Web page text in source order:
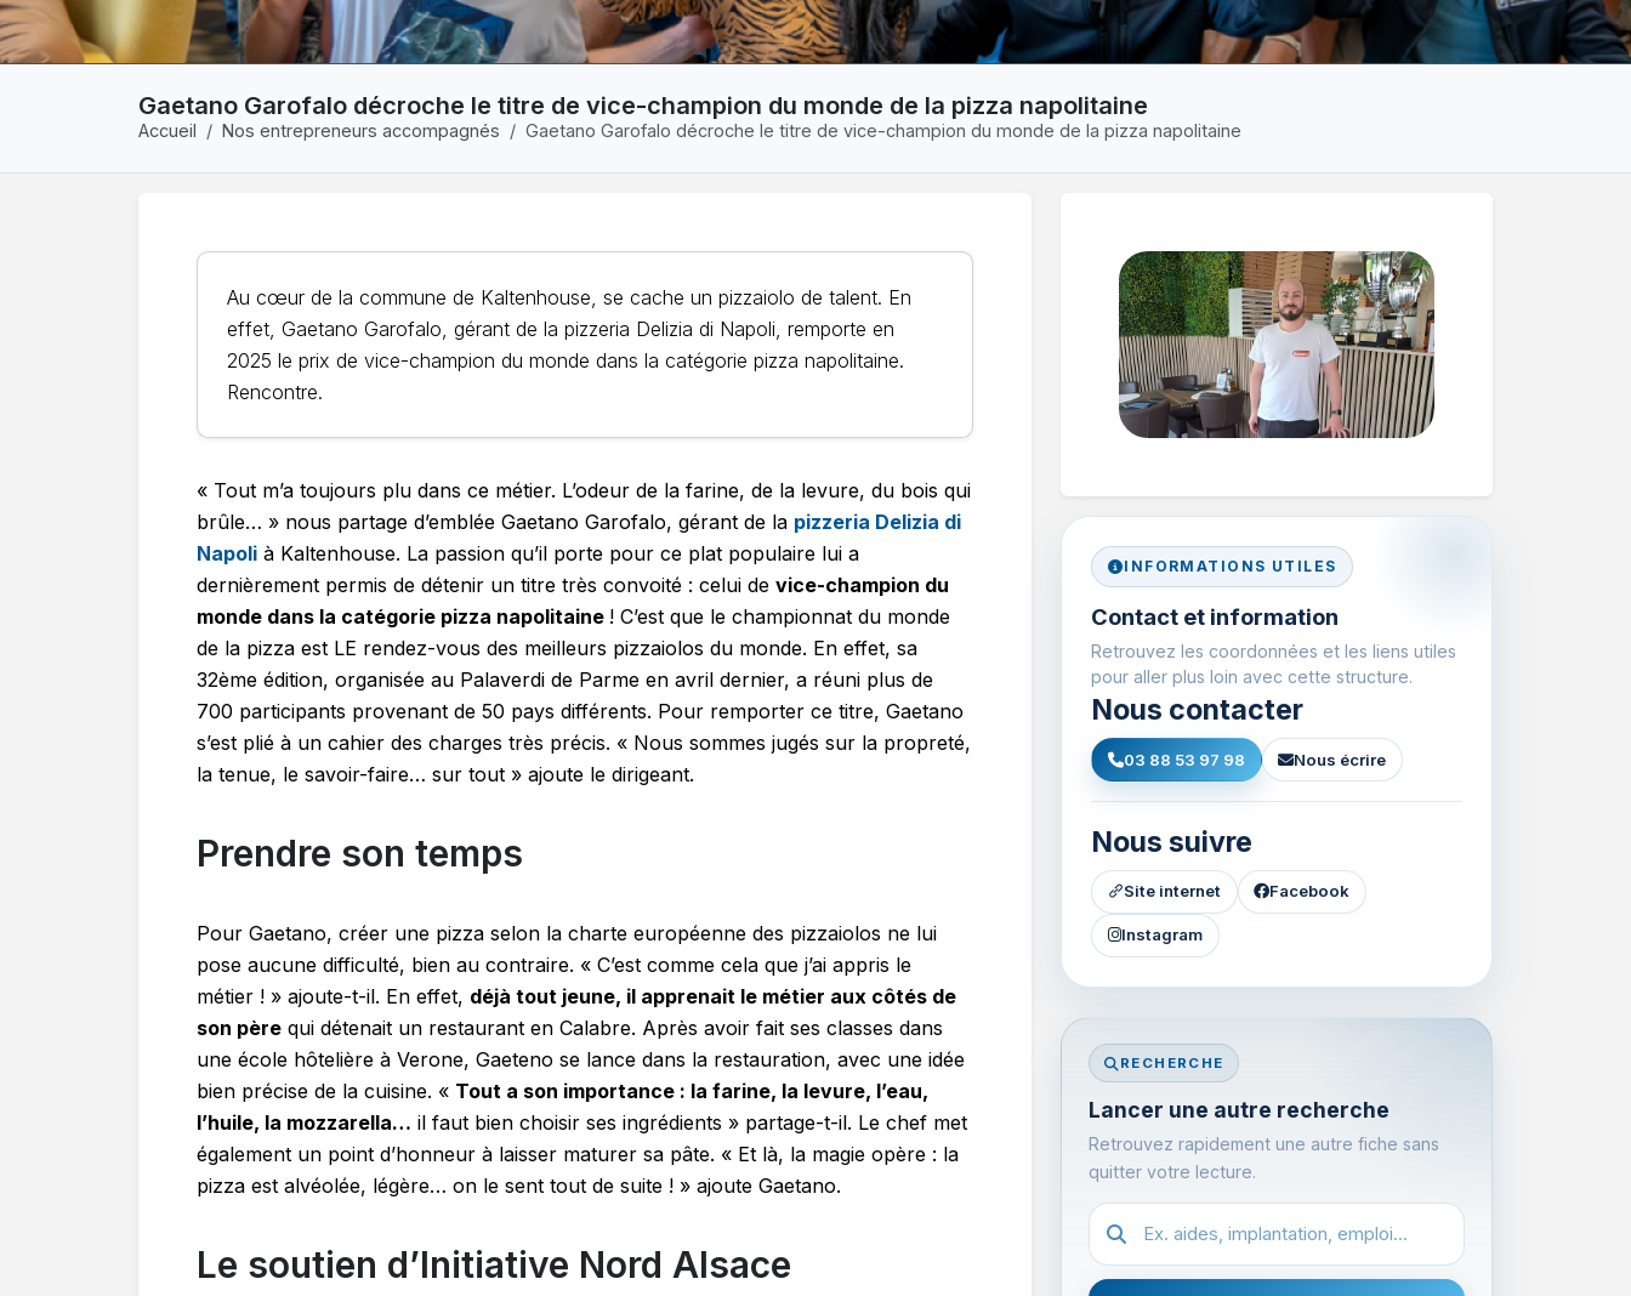
Gaetano Garofalo décroche le titre de vice-champion du monde de la pizza napolitaine
Accueil Nos entrepreneurs accompagnés Gaetano Garofalo décroche le titre de vice-champion du monde de la pizza napolitaine
Au cœur de la commune de Kaltenhouse, se cache un pizzaiolo de talent. En
effet, Gaetano Garofalo, gérant de la pizzeria Delizia di Napoli, remporte en
2025 le prix de vice-champion du monde dans la catégorie pizza napolitaine.
Rencontre.
« Tout m’a toujours plu dans ce métier. L’odeur de la farine, de la levure, du bois qui
brûle… » nous partage d’emblée Gaetano Garofalo, gérant de la pizzeria Delizia di
Napoli à Kaltenhouse. La passion qu’il porte pour ce plat populaire lui a
dernièrement permis de détenir un titre très convoité : celui de vice-champion du
monde dans la catégorie pizza napolitaine ! C’est que le championnat du monde
de la pizza est LE rendez-vous des meilleurs pizzaiolos du monde. En effet, sa
32ème édition, organisée au Palaverdi de Parme en avril dernier, a réuni plus de
700 participants provenant de 50 pays différents. Pour remporter ce titre, Gaetano
s’est plié à un cahier des charges très précis. « Nous sommes jugés sur la propreté,
la tenue, le savoir-faire… sur tout » ajoute le dirigeant.
Prendre son temps
Pour Gaetano, créer une pizza selon la charte européenne des pizzaiolos ne lui
pose aucune difficulté, bien au contraire. « C’est comme cela que j’ai appris le
métier ! » ajoute-t-il. En effet, déjà tout jeune, il apprenait le métier aux côtés de
son père qui détenait un restaurant en Calabre. Après avoir fait ses classes dans
une école hôtelière à Verone, Gaeteno se lance dans la restauration, avec une idée
bien précise de la cuisine. « Tout a son importance : la farine, la levure, l’eau,
l’huile, la mozzarella… il faut bien choisir ses ingrédients » partage-t-il. Le chef met
également un point d’honneur à laisser maturer sa pâte. « Et là, la magie opère : la
pizza est alvéolée, légère… on le sent tout de suite ! » ajoute Gaetano.
Le soutien d’Initiative Nord Alsace
INFORMATIONS UTILES
Contact et information
Retrouvez les coordonnées et les liens utiles
pour aller plus loin avec cette structure.
Nous contacter
03 88 53 97 98 Nous écrire
Nous suivre
Site internet Facebook
Instagram
RECHERCHE
Lancer une autre recherche
Retrouvez rapidement une autre fiche sans
quitter votre lecture.
Recherche dans les fiches